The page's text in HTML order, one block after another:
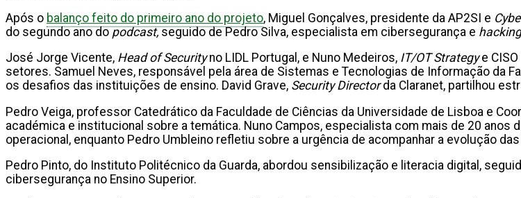
Após o balanço feito do primeiro ano do projeto, Miguel Gonçalves, presidente da AP2SI e
do segundo ano dopodcast,seguido de Pedro Silva, especialista em cibersegurança e hacking
José Jorge Vicente, Head of Securityno LIDL Portugal, e Nuno Medeiros, IT/OT Strategye
setores. Samuel Neves, responsável pela área de Sistemas e Tecnologias de Informação da
os desafios das instituições de ensino. David Grave, Security Directorda Claranet, partilhou
Pedro Veiga, professor Catedrático da Faculdade de Ciências da Universidade de Lisboa e
académica e institucional sobre a temática. Nuno Campos, especialista com mais de 20 anos
operacional, enquanto Pedro Umbleino refletiu sobre a urgência de acompanhar a evolução
Pedro Pinto, do Instituto Politécnico da Guarda, abordou sensibilização e literacia digital,
cibersegurança no Ensino Superior.